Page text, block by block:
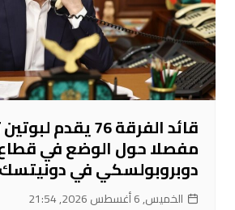
قائد الفرقة 76 يقدم
مفصلا حول الوضع في
دوبروبولسكي في
الخميس, 6 أغسطس 2026, 21:54